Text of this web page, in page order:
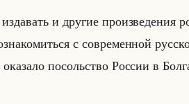
и дру­гие про­из­ве­де­ния
с со­вре­мен­ной
по­сольство Рос­сии в